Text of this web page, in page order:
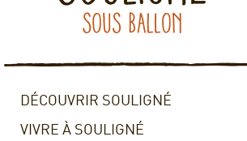
DÉCOUVRIR SOULIGNÉ
VIVRE À SOULIGNÉ